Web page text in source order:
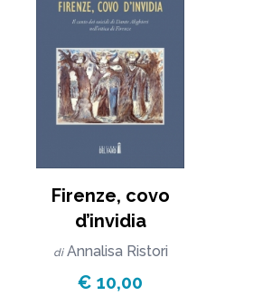
Firenze, covo
d’invidia
di Annalisa Ristori
€ 10,00